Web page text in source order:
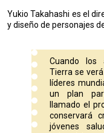
Yukio Takahashi es el
y diseño de personajes
Cuando los
Tierra se
líderes
un plan
llamado el
conservará
jóvenes